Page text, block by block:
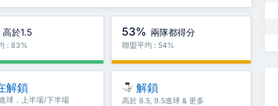
高於1.5
: 83%
53% 兩隊都得分
聯盟平均 : 54%
解鎖
球，上半場/下半場
解鎖
高於 8.5, 9.5進球 & 更多